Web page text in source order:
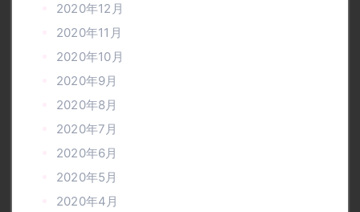
2020年12月
2020年11月
2020年10月
2020年9月
2020年8月
2020年7月
2020年6月
2020年5月
2020年4月